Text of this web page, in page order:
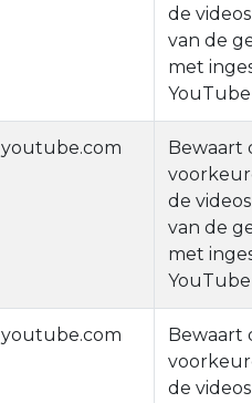
de
van de
met
youtube.com
Bewaart
de
van de
met
youtube.com
Bewaart
de